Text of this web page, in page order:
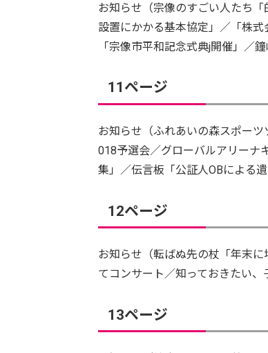
お知らせ（宗像のすごい人たち
設置にかかる基本協定」／「株
「宗像市平和記念式典j開催」／
11ページ
お知らせ（ふれあいの森スポー
018予選会／グローバルアリーナ
集」／伝言板「公証人OBによる
12ページ
お知らせ（転ばぬ先の杖「年末
てコンサート／知っておきたい、
13ページ